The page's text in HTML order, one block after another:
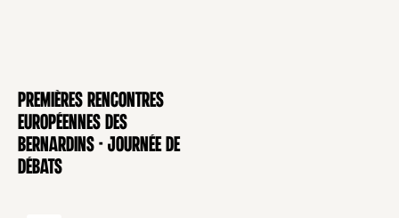
CONFÉRENCE
Premières rencontres
européennes des
Bernardins - Journée de
débats